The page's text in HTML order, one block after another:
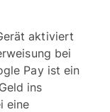
aktiviert
bei
Pay ist ein
ins
eine